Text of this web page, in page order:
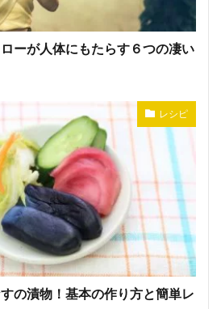
ーが人体にもたらす６つの凄い
レシピ
の漬物！基本の作り方と簡単レ